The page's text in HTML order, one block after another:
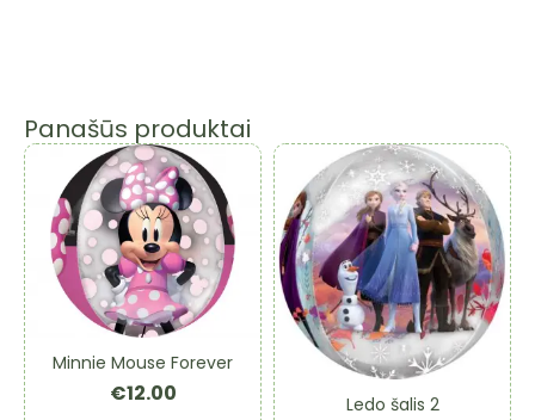
Panašūs produktai
Minnie Mouse Forever
€12.00 Ledo šalis 2